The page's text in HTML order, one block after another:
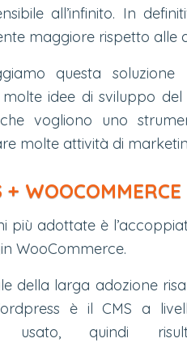
all’infinito. In
maggiore rispetto alle
questa
idee di sviluppo
vogliono uno
molte attività di
+ WOOCOMMERCE
più adottate è
WooCommerce.
della larga adozione
è il CMS a
usato, quindi